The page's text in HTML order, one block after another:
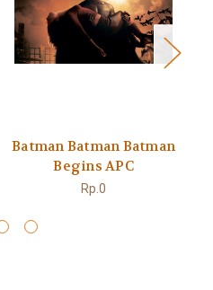
Batman Batman Batman
Begins APC
Rp.0